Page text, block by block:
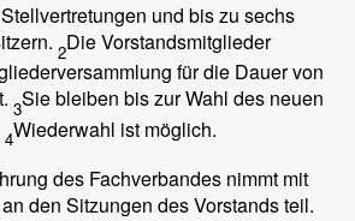
und bis zu sechs
2Die Vorstandsmitglieder
für die Dauer von
3Sie bleiben bis zur Wahl des neuen
4Wiederwahl ist möglich.
des Fachverbandes nimmt mit
den Sitzungen des Vorstands teil.